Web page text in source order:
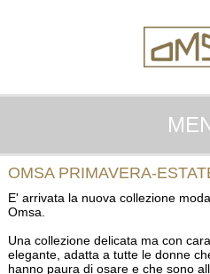
OMSA PRIMAVERA-
E' arrivata la nuova collezione
Omsa.
Una collezione delicata ma con
elegante, adatta a tutte le donne
hanno paura di osare e che sono